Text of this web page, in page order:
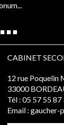
CABINET
12 rue Poquelin
33000
Tél : 05 57 55 87
Email : gaucher-